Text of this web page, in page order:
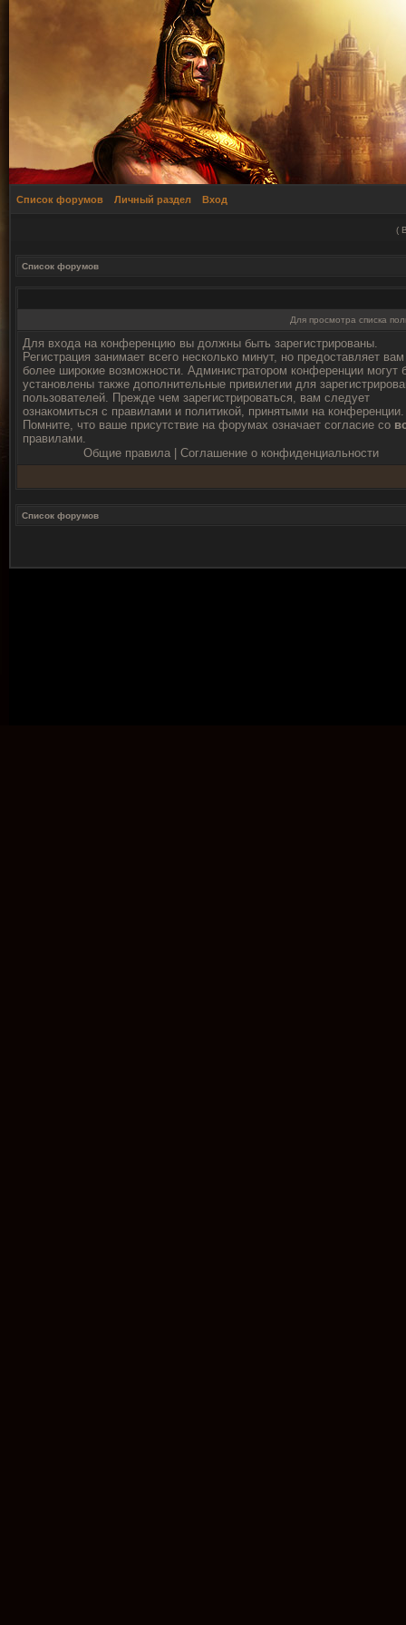
Список форумов Личный раздел Вход
(
Список форумов
Для просмотра списка
Для входа на конференцию вы должны быть зарегистрированы.
Регистрация занимает всего несколько минут, но предоставляет вам
более широкие возможности. Администратором конференции могут
установлены также дополнительные привилегии для
пользователей. Прежде чем зарегистрироваться, вам следует
ознакомиться с правилами и политикой, принятыми на конференции.
Помните, что ваше присутствие на форумах означает согласие со
правилами.
Общие правила| Соглашение о конфиденциальности
Список форумов